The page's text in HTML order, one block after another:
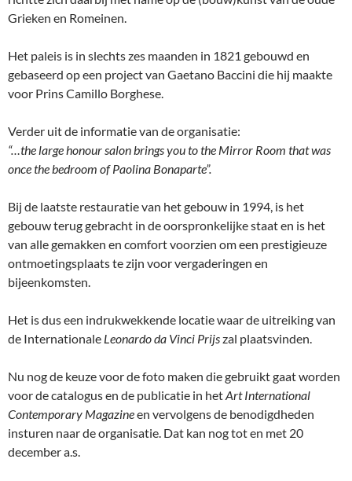
Grieken en Romeinen.
Het paleis is in slechts zes maanden in 1821 gebouwd en
gebaseerd op een project van Gaetano Baccini die hij maakte
voor Prins Camillo Borghese.
Verder uit de informatie van de organisatie:
“…the large honour salon brings you to the Mirror Room that was
once the bedroom of Paolina Bonaparte”.
Bij de laatste restauratie van het gebouw in 1994, is het
gebouw terug gebracht in de oorspronkelijke staat en is het
van alle gemakken en comfort voorzien om een prestigieuze
ontmoetingsplaats te zijn voor vergaderingen en
bijeenkomsten.
Het is dus een indrukwekkende locatie waar de uitreiking van
de Internationale Leonardo da Vinci Prijszal plaatsvinden.
Nu nog de keuze voor de foto maken die gebruikt gaat worden
voor de catalogus en de publicatie in hetArt International
Contemporary Magazineen vervolgens de benodigdheden
insturen naar de organisatie. Dat kan nog tot en met 20
december a.s.